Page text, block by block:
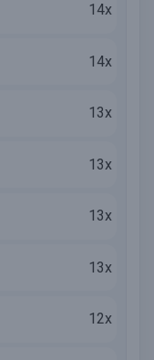
14x
14x
13x
13x
13x
13x
12x